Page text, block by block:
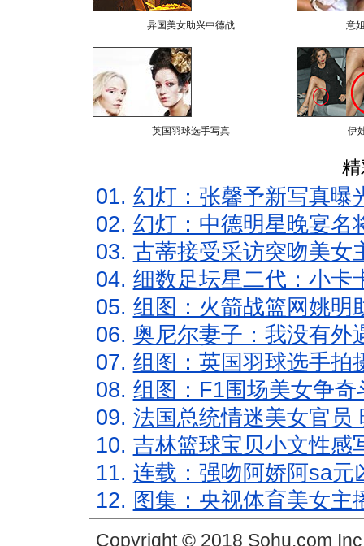
异国美女助兴中德战 意
英国羽球选手写真 伊
01. 幻灯：张馨予新写真曝
02. 幻灯：中德明星晚宴名
03. 古蒂接受采访突吻美女
04. 细数足坛星二代：小卡
05. 组图：火箭战篮网姚明
06. 奥尼尔妻子：我没有外
07. 组图：英国羽球选手拍
08. 组图：F1围场美女争
09. 法国总统情迷美女官员
10. 吉林篮球宝贝小文性感
11. 连载：强吻阿娇阿sa元
12. 图集：央视体育美女主
Copyright © 2018 Sohu.com